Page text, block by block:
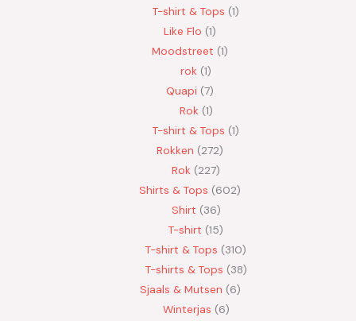
T-shirt & Tops 1
Like Flo 1
Moodstreet 1
rok 1
Quapi 7
Rok 1
T-shirt & Tops 1
Rokken 272
Rok 227
Shirts & Tops 602
Shirt 36
T-shirt 15
T-shirt & Tops 310
T-shirts & Tops 38
Sjaals & Mutsen 6
Winterjas 6